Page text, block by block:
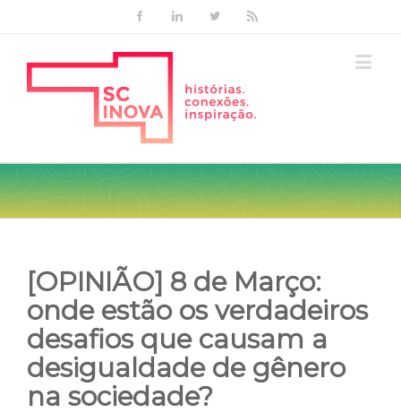
FacebookLinkedinTwitter
[OPINIÃO] 8 de Março:
onde estão os verdadeiros
desafios que causam a
desigualdade de gênero
na sociedade?